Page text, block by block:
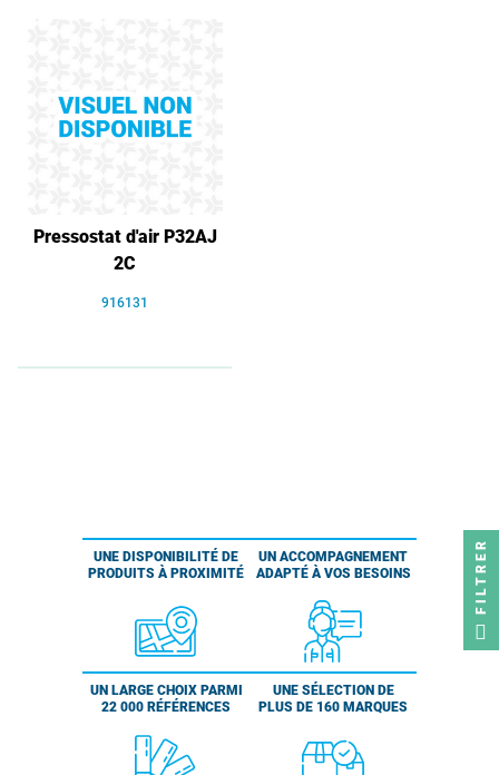
Pressostat d'air P32AJ
2C
916131
UNE DISPONIBILITÉ DE
PRODUITS À PROXIMITÉ
UN ACCOMPAGNEMENT
ADAPTÉ À VOS BESOINS
UN LARGE CHOIX PARMI
22 000 RÉFÉRENCES
UNE SÉLECTION DE
PLUS DE 160 MARQUES
FILTRER